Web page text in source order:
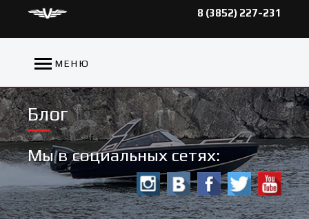
8 (3852) 227-231
МЕНЮ
Блог
Мы в социальных сетях: